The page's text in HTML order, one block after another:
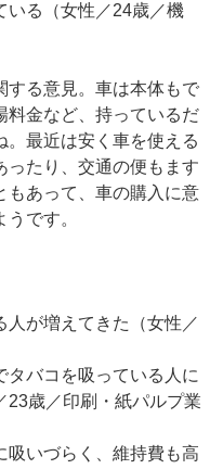
いる（女性／24歳／機
する意見。車は本体もで
料金など、持っているだ
。最近は安く車を使える
ったり、交通の便もます
もあって、車の購入に意
です。
人が増えてきた（女性／
タバコを吸っている人に
23歳／印刷・紙パルプ業
吸いづらく、維持費も高